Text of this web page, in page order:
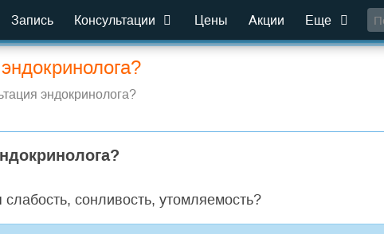
Запись Консультации Цены Акции Еще
эндокринолога?
сонливость, утомляемость?